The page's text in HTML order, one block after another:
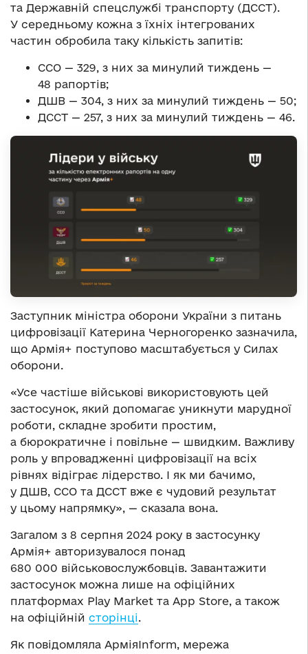
та Державній спецслужбі транспорту (ДССТ).
У середньому кожна з їхніх інтегрованих
частин обробила таку кількість запитів:
ССО — 329, з них за минулий тиждень —
48 рапортів;
ДШВ — 304, з них за минулий тиждень — 50;
ДССТ — 257, з них за минулий тиждень — 46.
Заступник міністра оборони України з питань
цифровізації Катерина Черногоренко зазначила,
що Армія+ поступово масштабується у Силах
оборони.
«Усе частіше військові використовують цей
застосунок, який допомагає уникнути марудної
роботи, складне зробити простим,
а бюрократичне і повільне — швидким. Важливу
роль у впровадженні цифровізації на всіх
рівнях відіграє лідерство. І як ми бачимо,
у ДШВ, ССО та ДССТ вже є чудовий результат
у цьому напрямку», — сказала вона.
Загалом з 8 серпня 2024 року в застосунку
Армія+ авторизувалося понад
680 000 військовослужбовців. Завантажити
застосунок можна лише на офіційних
платформах Play Market та App Store, а також
на офіційній сторінці.
Як повідомляла АрміяInform, мережа